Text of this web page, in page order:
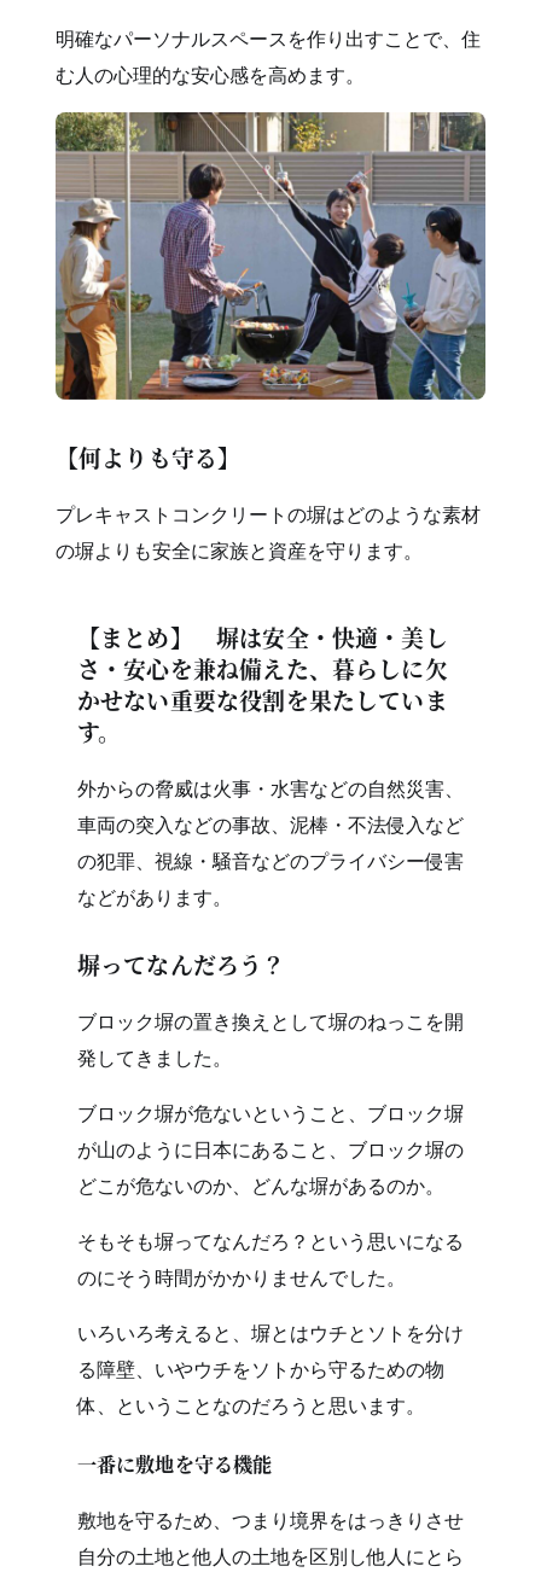
明確なパーソナルスペースを作り出すことで、住
む人の心理的な安心感を高めます。
【何よりも守る】
プレキャストコンクリートの塀はどのような素材
の塀よりも安全に家族と資産を守ります。
【まとめ】 塀は安全・快適・美し
さ・安心を兼ね備えた、暮らしに欠
かせない重要な役割を果たしていま
す。
外からの脅威は火事・水害などの自然災害、
車両の突入などの事故、泥棒・不法侵入など
の犯罪、視線・騒音などのプライバシー侵害
などがあります。
塀ってなんだろう？
ブロック塀の置き換えとして塀のねっこを開
発してきました。
ブロック塀が危ないということ、ブロック塀
が山のように日本にあること、ブロック塀の
どこが危ないのか、どんな塀があるのか。
そもそも塀ってなんだろ？という思いになる
のにそう時間がかかりませんでした。
いろいろ考えると、塀とはウチとソトを分け
る障壁、いやウチをソトから守るための物
体、ということなのだろうと思います。
一番に敷地を守る機能
敷地を守るため、つまり境界をはっきりさせ
自分の土地と他人の土地を区別し他人にとら